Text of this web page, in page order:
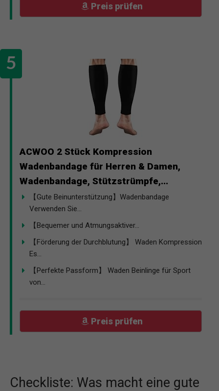
Preis prüfen
ACWOO 2 Stück Kompression
Wadenbandage für Herren & Damen,
Wadenbandage, Stützstrümpfe,...
【Gute Beinunterstützung】Wadenbandage
Verwenden Sie...
【Bequemer und Atmungsaktiver...
【Förderung der Durchblutung】 Waden Kompression
Es...
【Perfekte Passform】 Waden Beinlinge für Sport
von...
Preis prüfen
Checkliste: Was macht eine gute